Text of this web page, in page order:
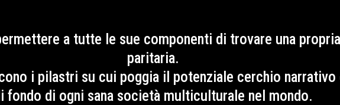
a tutte le sue componenti di trovare una
paritaria.
i pilastri su cui poggia il potenziale cerchio
fondo di ogni sana società multiculturale nel mondo.